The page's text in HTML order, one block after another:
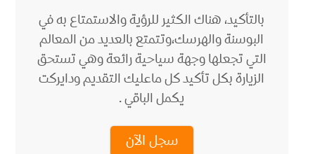
بالتأكيد، هناك الكثير للرؤية والاستمتاع به في
البوسنة والهرسك،وتتمتع بالعديد من المعالم
التي تجعلها وجهة سياحية رائعة وهي تستحق
الزيارة بكل تأكيد كل ماعليك التقديم ودايركت
يكمل الباقي .
سجل الآن